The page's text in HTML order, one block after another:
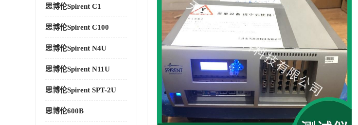
思博伦Spirent C1
思博伦Spirent C100
思博伦Spirent N4U
思博伦Spirent N11U
思博伦Spirent SPT-2U
思博伦600B